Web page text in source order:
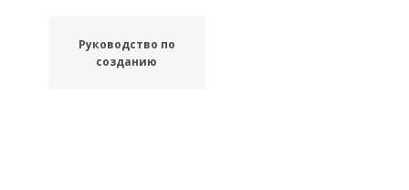
Руководство по
созданию